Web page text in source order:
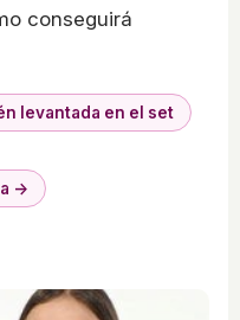
conseguirá
levantada en el set
→